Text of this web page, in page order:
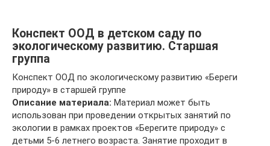
Конспект ООД в детском саду по
экологическому развитию. Старшая
группа
Конспект ООД по экологическому развитию «Береги
природу» в старшей группе
Описание материала: Материал может быть
использован при проведении открытых занятий по
экологии в рамках проектов «Берегите природу» с
детьми 5-6 летнего возраста. Занятие проходит в